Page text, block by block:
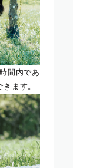
間内であ
ます。